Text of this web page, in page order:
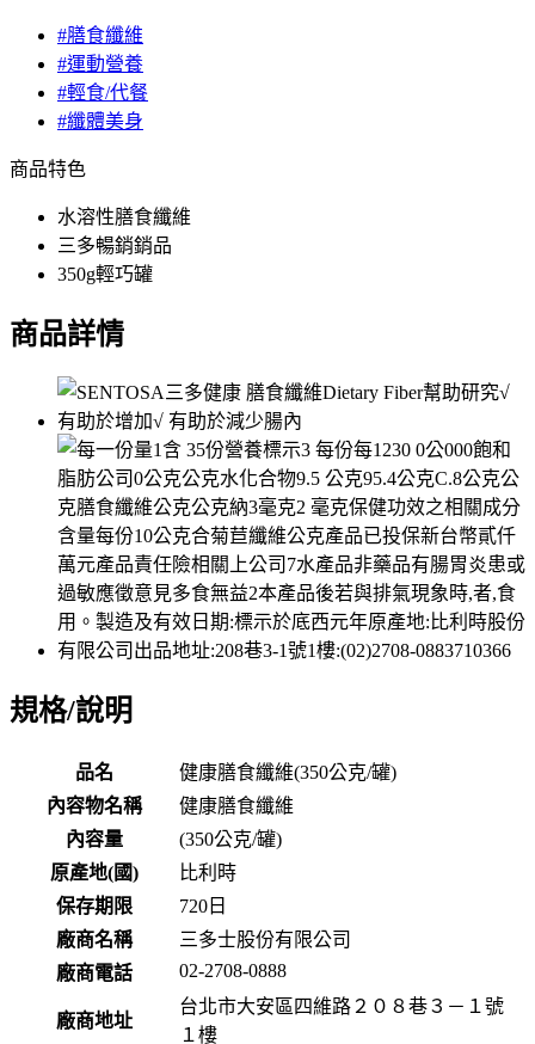
#膳食纖維
#運動營養
#輕食/代餐
#纖體美身
商品特色
水溶性膳食纖維
三多暢銷銷品
350g輕巧罐
商品詳情
規格/說明
品名
健康膳食纖維(350公克/罐)
內容物名稱
健康膳食纖維
內容量
(350公克/罐)
原產地(國)
比利時
保存期限
720 日
廠商名稱
三多士股份有限公司
廠商電話
02-2708-0888
廠商地址
台北市大安區四維路２０８巷３－１號
１樓